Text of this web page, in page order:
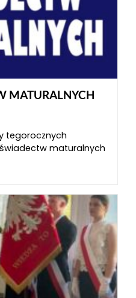
MATURALNYCH
tegorocznych
maturalnych